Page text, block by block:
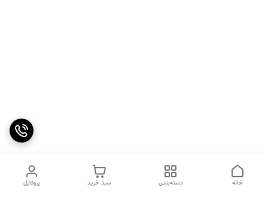
پروفایل سبد خرید دسته‌بندی خانه